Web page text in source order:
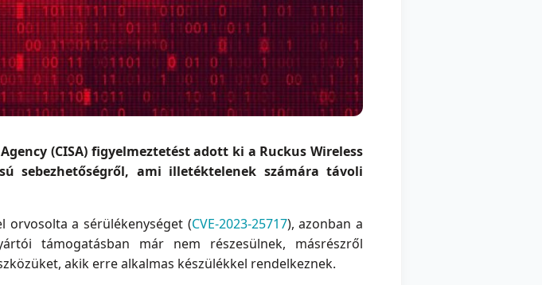
(CISA) figyelmeztetést adott ki a Ruckus Wireless
ami illetéktelenek számára távoli
orvosolta a sérülékenységet (CVE-2023-25717), azonban a
támogatásban már nem részesülnek, másrészről
akik erre alkalmas készülékkel rendelkeznek.